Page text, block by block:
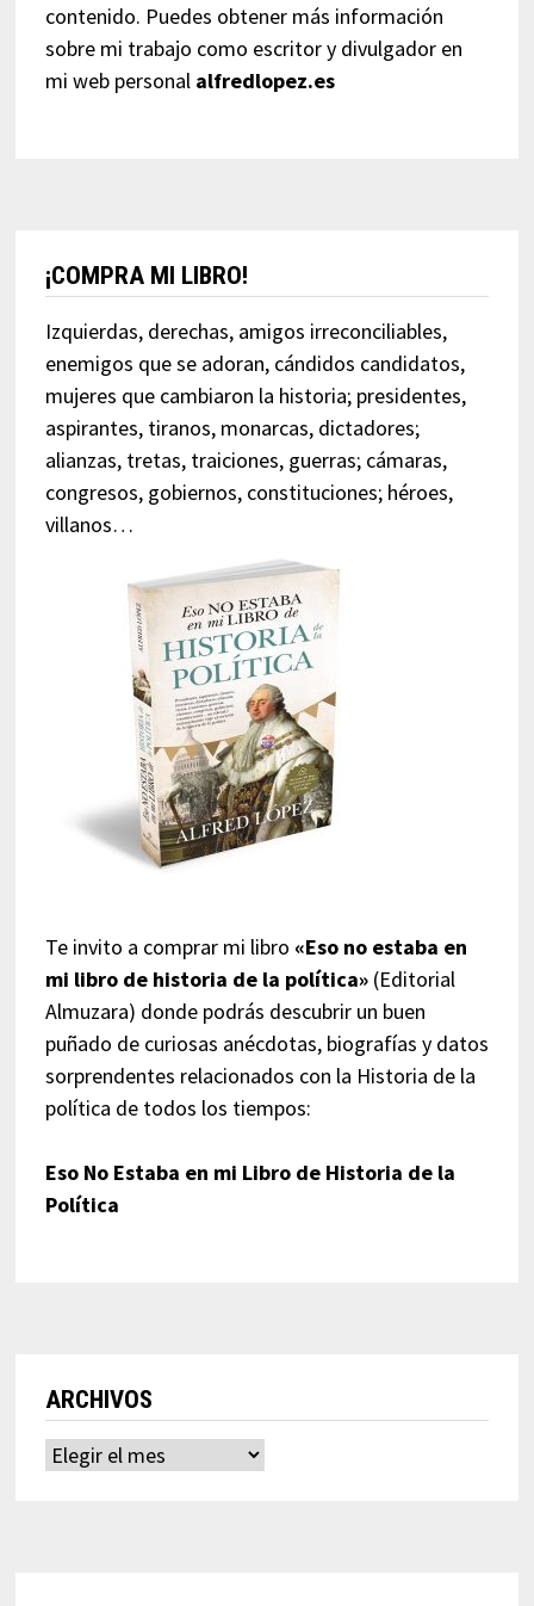
contenido. Puedes obtener más información
sobre mi trabajo como escritor y divulgador en
mi web personal alfredlopez.es
¡COMPRA MI LIBRO!
Izquierdas, derechas, amigos irreconciliables,
enemigos que se adoran, cándidos candidatos,
mujeres que cambiaron la historia; presidentes,
aspirantes, tiranos, monarcas, dictadores;
alianzas, tretas, traiciones, guerras; cámaras,
congresos, gobiernos, constituciones; héroes,
villanos…
Te invito a comprar mi libro «Eso no estaba en
mi libro de historia de la política»(Editorial
Almuzara) donde podrás descubrir un buen
puñado de curiosas anécdotas, biografías y datos
sorprendentes relacionados con la Historia de la
política de todos los tiempos:
Eso No Estaba en mi Libro de Historia de la
Política
ARCHIVOS
Archivos